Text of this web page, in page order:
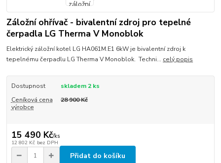
Záložní ohřívač - bivalentní zdroj pro tepelné
čerpadla LG Therma V Monoblok
Elektrický záložní kotel LG HA061M.E1 6kW je bivalentní zdroj k
tepelnému čerpadlu LG Therma V Monoblok. Techni... celý popis
Dostupnost
skladem 2 ks
Ceníková cena
výrobce
28 900 Kč
15 490 Kč/ks
12 802 Kč bez DPH
Přidat do košíku